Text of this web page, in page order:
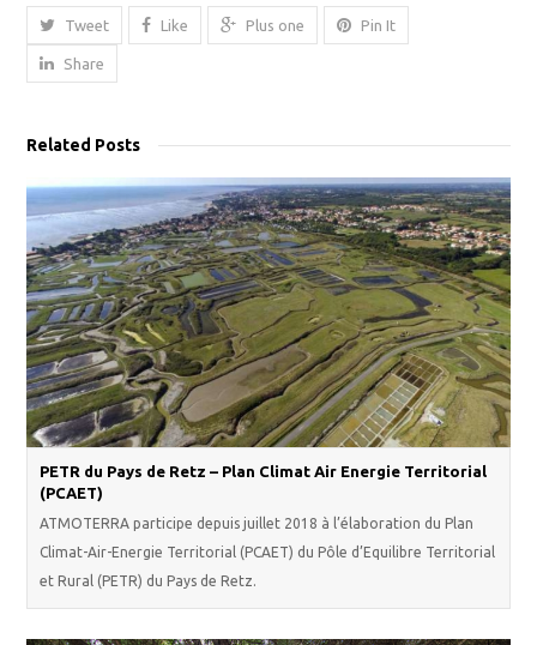
Tweet Like Plus one Pin It
Share
Related Posts
PETR du Pays de Retz – Plan Climat Air Energie Territorial
(PCAET)
ATMOTERRA participe depuis juillet 2018 à l’élaboration du Plan
Climat-Air-Energie Territorial (PCAET) du Pôle d’Equilibre Territorial
et Rural (PETR) du Pays de Retz.